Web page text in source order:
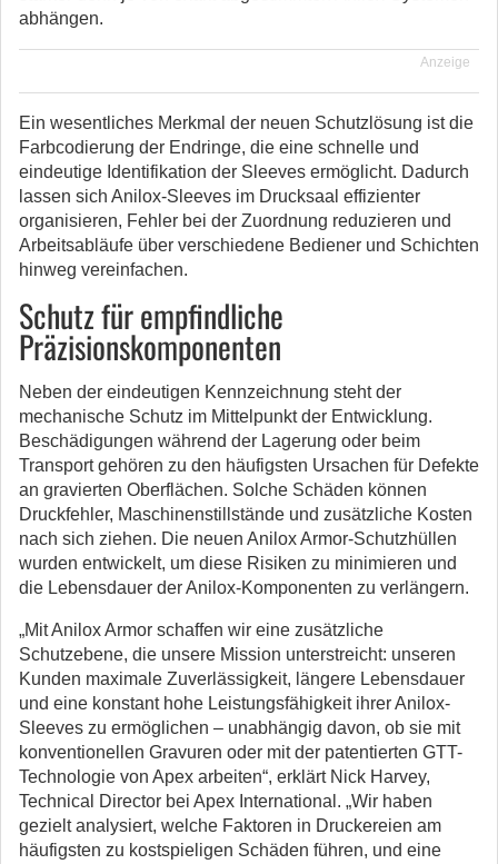
abhängen.
Anzeige
Ein wesentliches Merkmal der neuen Schutzlösung ist die
Farbcodierung der Endringe, die eine schnelle und
eindeutige Identifikation der Sleeves ermöglicht. Dadurch
lassen sich Anilox-Sleeves im Drucksaal effizienter
organisieren, Fehler bei der Zuordnung reduzieren und
Arbeitsabläufe über verschiedene Bediener und Schichten
hinweg vereinfachen.
Schutz für empfindliche
Präzisionskomponenten
Neben der eindeutigen Kennzeichnung steht der
mechanische Schutz im Mittelpunkt der Entwicklung.
Beschädigungen während der Lagerung oder beim
Transport gehören zu den häufigsten Ursachen für Defekte
an gravierten Oberflächen. Solche Schäden können
Druckfehler, Maschinenstillstände und zusätzliche Kosten
nach sich ziehen. Die neuen Anilox Armor-Schutzhüllen
wurden entwickelt, um diese Risiken zu minimieren und
die Lebensdauer der Anilox-Komponenten zu verlängern.
„Mit Anilox Armor schaffen wir eine zusätzliche
Schutzebene, die unsere Mission unterstreicht: unseren
Kunden maximale Zuverlässigkeit, längere Lebensdauer
und eine konstant hohe Leistungsfähigkeit ihrer Anilox-
Sleeves zu ermöglichen – unabhängig davon, ob sie mit
konventionellen Gravuren oder mit der patentierten GTT-
Technologie von Apex arbeiten“, erklärt Nick Harvey,
Technical Director bei Apex International. „Wir haben
gezielt analysiert, welche Faktoren in Druckereien am
häufigsten zu kostspieligen Schäden führen, und eine